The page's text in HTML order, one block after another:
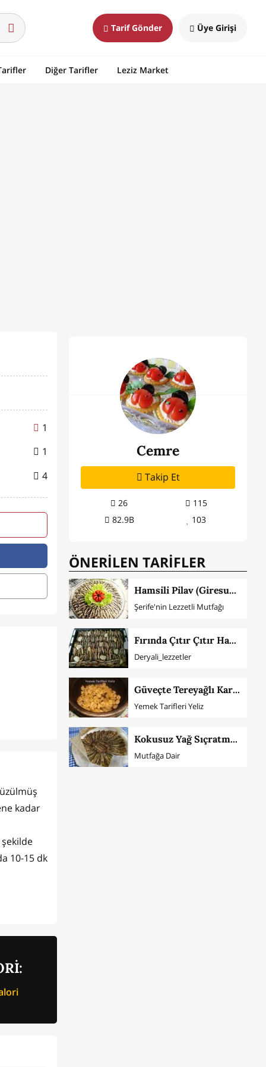
Tarif Gönder Üye Girişi
Diğer Tarifler Leziz Market
1
1
4
kadar
şekilde
10-15 dk
Cemre
Takip Et
26
115
82.9B
103
ÖNERİLEN TARİFLER
Hamsili Pilav (Giresun Yöresinden)
Şerife'nin Lezzetli Mutfağı
Fırında Çıtır Çıtır Hamsi
Deryali_lezzetler
Güveçte Tereyağlı Karides
Yemek Tarifleri Yeliz
Kokusuz Yağ Sıçratmadan Yağlı Kağıtta Hamsi Tava Tarifi
Mutfağa Dair